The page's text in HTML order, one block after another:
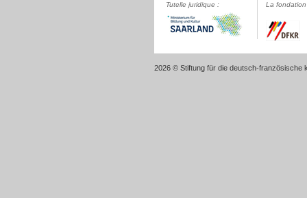
Tutelle juridique : La
2026 © Stiftung für die deutsch-französische